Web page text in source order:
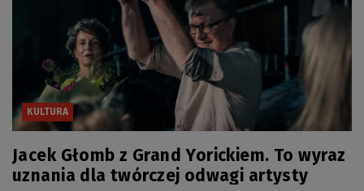
KULTURA
Jacek Głomb z Grand Yorickiem. To wyraz
uznania dla twórczej odwagi artysty